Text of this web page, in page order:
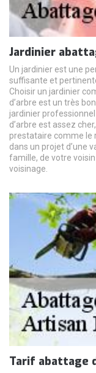
Jardinier
Un jardinier est une
suffisante et
Choisir un jardinier
d’arbre est un très
jardinier
d’arbre est assez
prestataire comme le
dans un projet d’une
famille, de votre
voisinage.
Tarif abattage